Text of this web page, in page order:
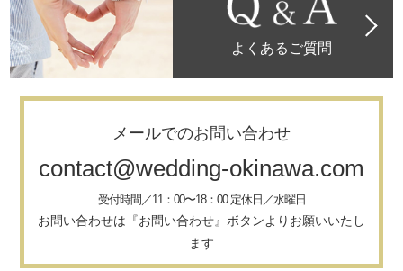
よくあるご質問
メールでのお問い合わせ
contact@wedding-okinawa.com
受付時間／11：00〜18：00 定休日／水曜日
お問い合わせは『お問い合わせ』ボタンよりお願いいたし
ます